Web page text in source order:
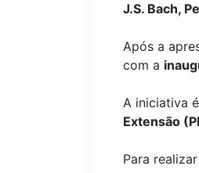
J.S. Bach,
Após a
com a
A iniciativa
Extensão
Para